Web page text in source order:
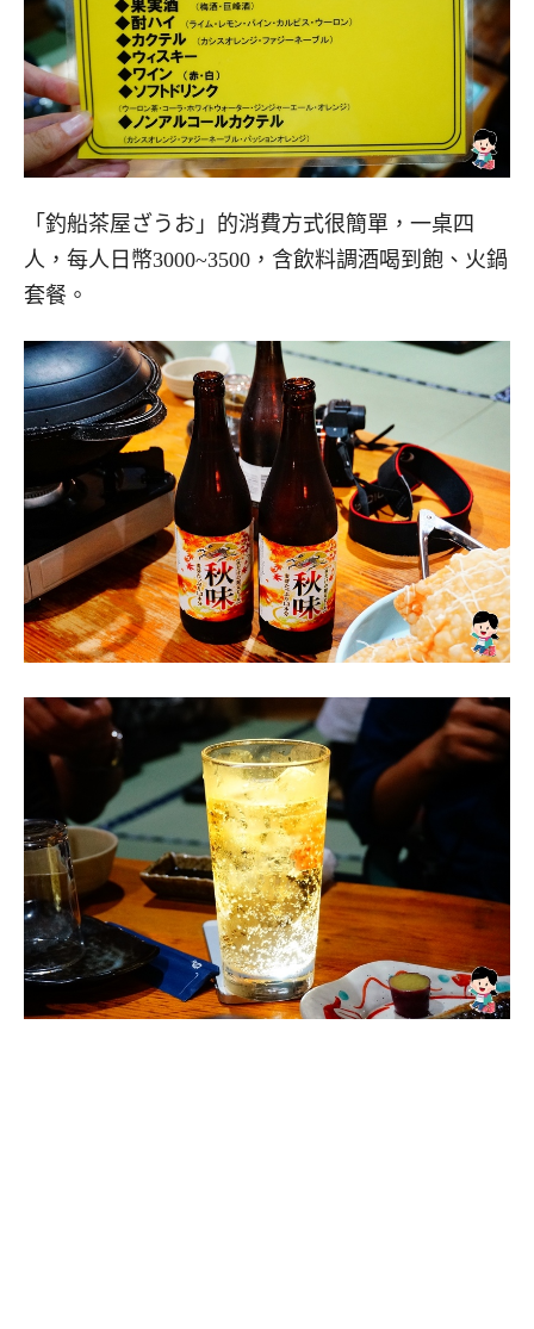
「釣船茶屋ざうお」的消費方式很簡單，一桌四
人，每人日幣3000~3500，含飲料調酒喝到飽、火鍋
套餐。